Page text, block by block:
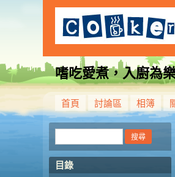
嗜吃愛煮，入廚為
首頁 討論區 相簿
目錄